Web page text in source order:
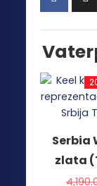
Serbia
zlata